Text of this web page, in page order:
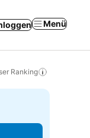
Menü
Ranking